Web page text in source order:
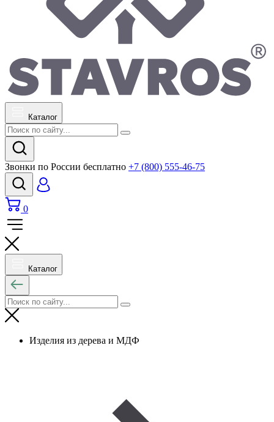
Каталог
Звонки по России бесплатно +7 (800) 555-46-75
0
Каталог
Изделия из дерева и МДФ